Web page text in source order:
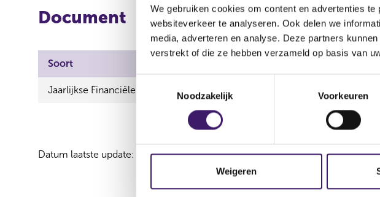
We gebruiken cookies om content en advertenties
websiteverkeer te analyseren. Ook delen we
media, adverteren en analyse. Deze partners
verstrekt of die ze hebben verzameld op basis van
Noodzakelijk Voorkeuren
Weigeren
Document
Soort
Jaarlijkse Financiële verslaggeving
Datum laatste update: 08 augustus 2026